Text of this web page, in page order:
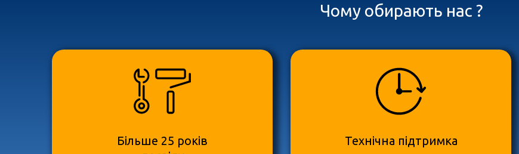
Чому обирають нас ?
Більше 25 років
Технічна підтримка